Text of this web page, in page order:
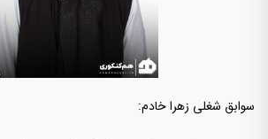
سوابق شغلی زهرا خادم: